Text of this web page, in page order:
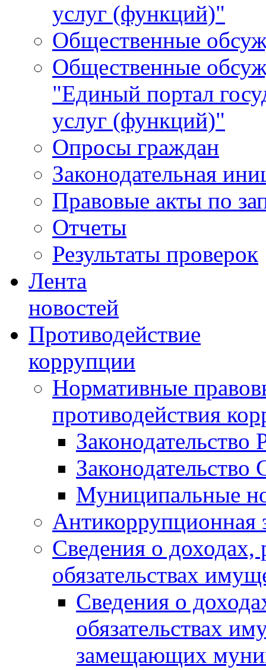
услуг (функций)"
Общественные
Общественные
"Единый портал
услуг (функций)"
Опросы граждан
Законодательная
Правовые акты по
Отчеты
Результаты проверок
Лента
новостей
Противодействие
коррупции
Нормативные
противодействия
Законодательство
Муниципальные
Антикоррупционная
Сведения о доходах,
обязательствах
Сведения о
обязательствах
замещающих